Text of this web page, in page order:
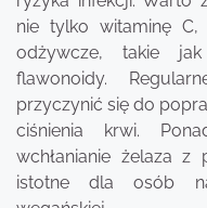
nie tylko witaminę C,
odżywcze, takie
flawonoidy.
przyczynić się do
ciśnienia krwi.
wchłanianie żelaza z
istotne dla osób